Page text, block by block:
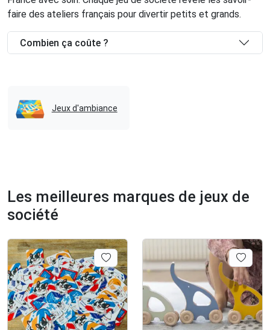
faire des ateliers français pour divertir petits et grands.
Combien ça coûte ?
Jeux d'ambiance
Les meilleures marques de jeux de
société